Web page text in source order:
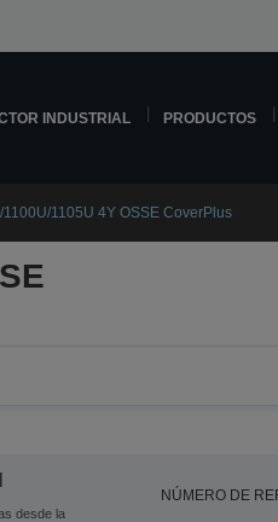
INDUSTRIAL PRODUCTOS
1100U/1105U 4Y OSSE CoverPlus
desde la
NÚMERO DE